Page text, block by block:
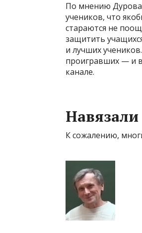
По мнению
учеников, что
стараются не
защитить
и лучших
проигравших — и
канале.
К сожалению,